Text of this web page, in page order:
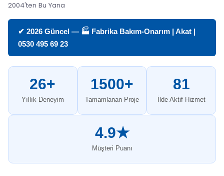
2004'ten Bu Yana
✔ 2026 Güncel — 🏭 Fabrika Bakım-Onarım | Akat |
0530 495 69 23
26+
Yıllık Deneyim
1500+
Tamamlanan Proje
81
İlde Aktif Hizmet
4.9★
Müşteri Puanı